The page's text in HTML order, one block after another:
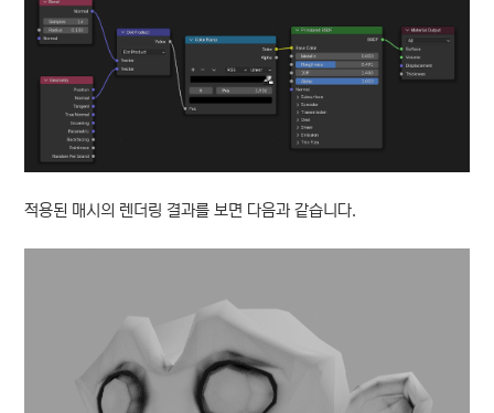
적용된 매시의 렌더링 결과를 보면 다음과 같습니다.